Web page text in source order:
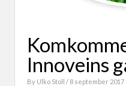
Innoveins
By Ulko Stoll / 8 september 2017